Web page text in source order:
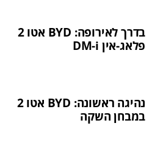
בדרך לאירופה: BYD אטו 2
פלאג-אין DM-i
נהיגה ראשונה: BYD אטו 2
במבחן השקה